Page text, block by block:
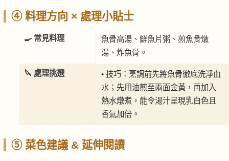
④ 料理方向 × 處理小貼士
🍳 常見料理
魚骨高湯、鮮魚片粥、煎魚骨燉
湯、炸魚骨。
🔪 處理挑選
• 技巧：烹調前先將魚骨徹底洗淨血
水；先用油煎至兩面金黃，再加入
熱水燉煮，能令湯汁呈現乳白色且
香氣加倍。
⑤ 菜色建議 & 延伸閱讀